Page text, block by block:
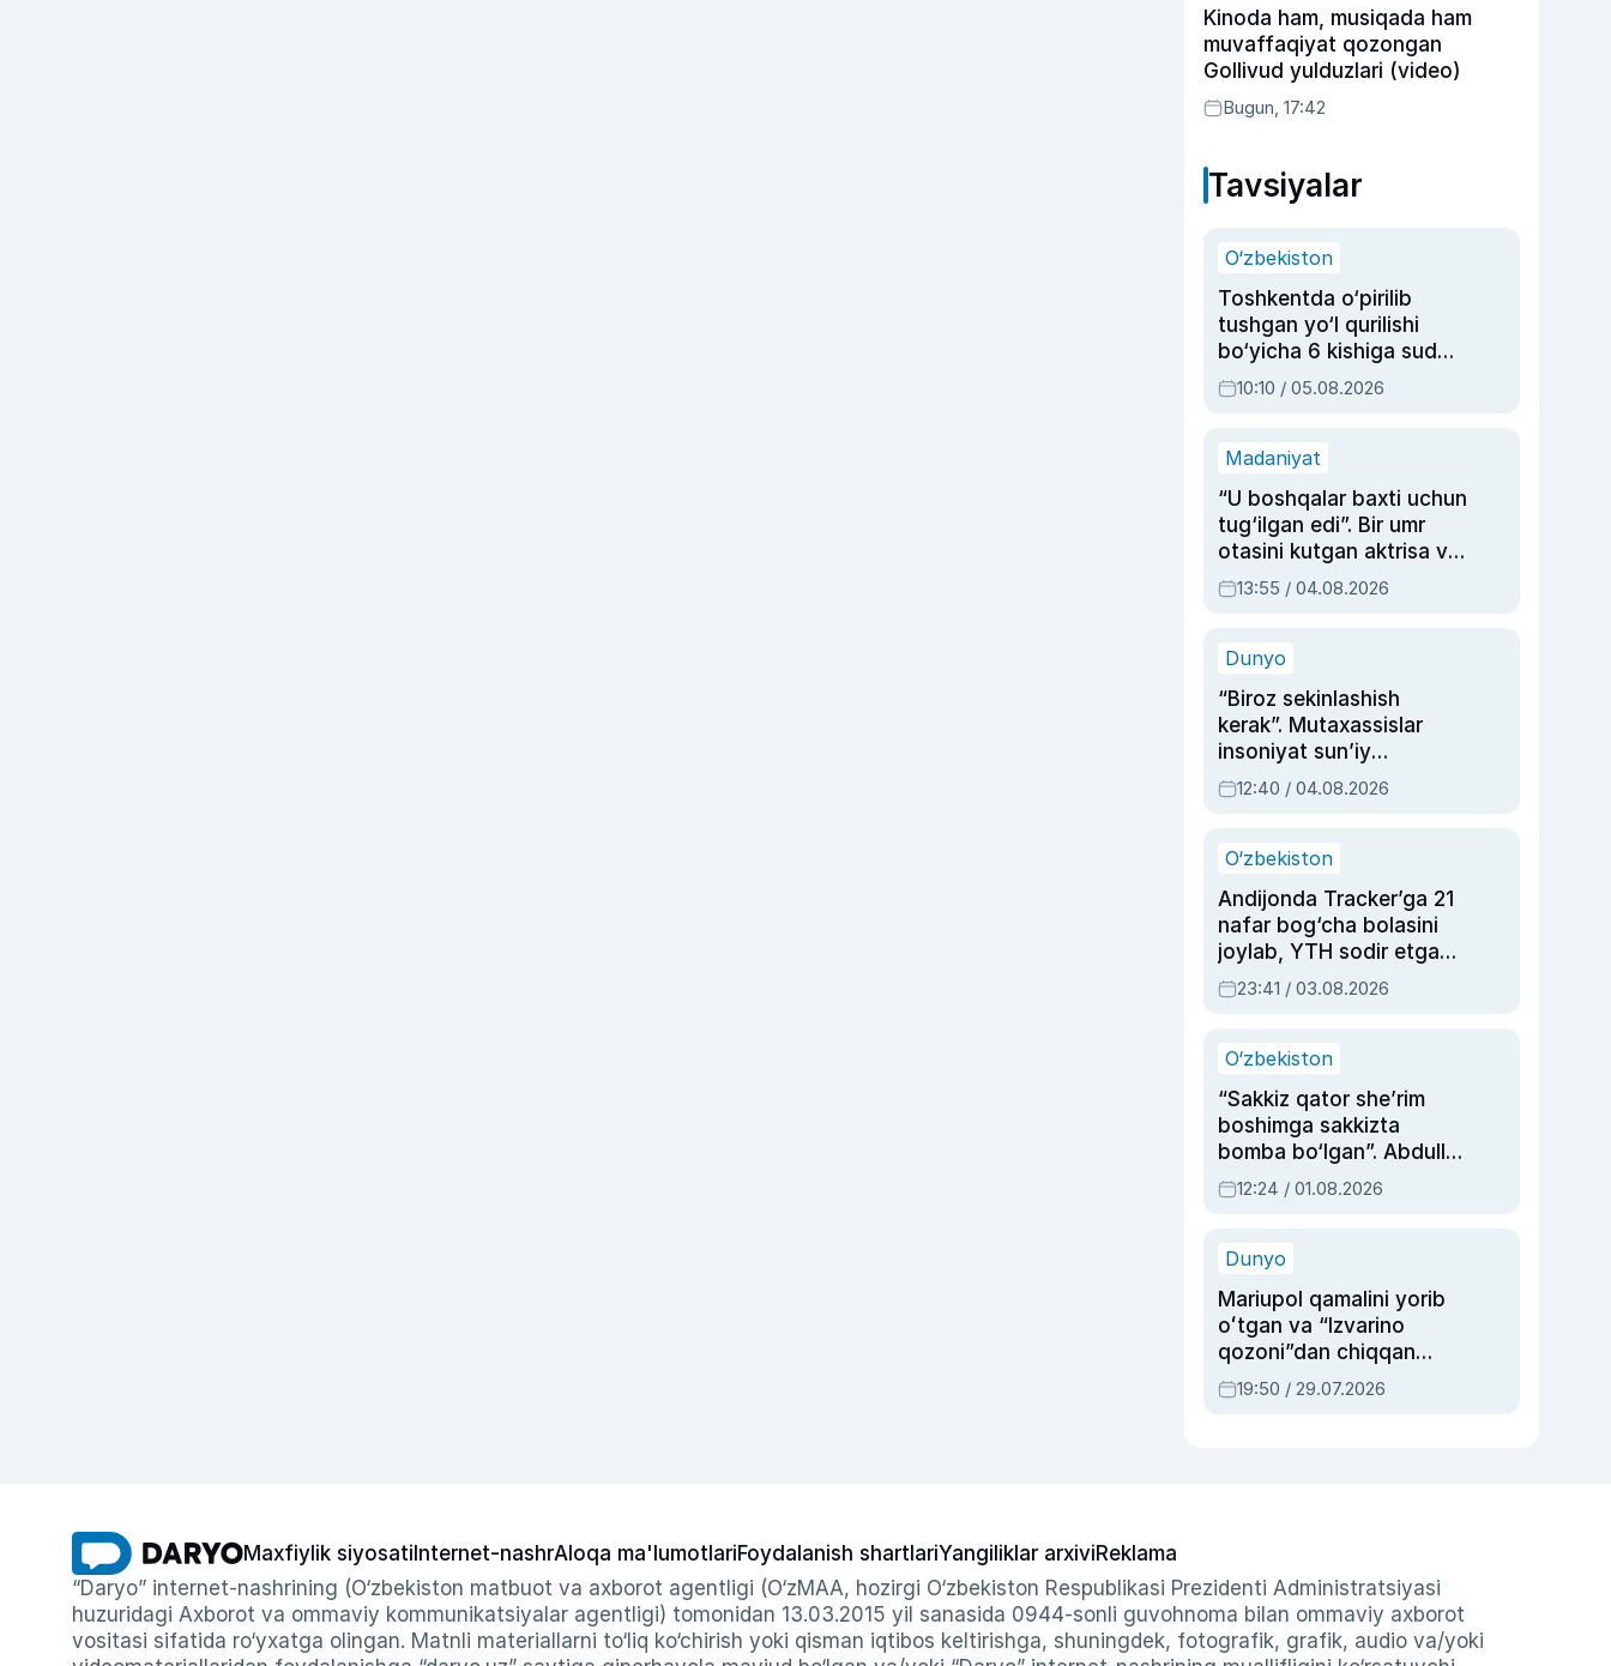
Kinoda ham, musiqada ham
muvaffaqiyat qozongan
Gollivud yulduzlari (video)
Bugun, 17:42
Tavsiyalar
O‘zbekiston
Toshkentda o‘pirilib
tushgan yo‘l qurilishi
bo‘yicha 6 kishiga sud
hukmi o‘qildi
10:10 / 05.08.2026
Madaniyat
“U boshqalar baxti uchun
tug‘ilgan edi”. Bir umr
otasini kutgan aktrisa va
dublyaj ustasi Rimma
Ahmedovaning
13:55 / 04.08.2026
Dunyo
“Biroz sekinlashish
kerak”. Mutaxassislar
insoniyat sun’iy
intellektni boshqara
olmay qolishidan xavotir
12:40 / 04.08.2026
O‘zbekiston
Andijonda Tracker’ga 21
nafar bog‘cha bolasini
joylab, YTH sodir etgan
ayolga sud hukmi o‘qildi
23:41 / 03.08.2026
O‘zbekiston
“Sakkiz qator she’rim
boshimga sakkizta
bomba bo‘lgan”. Abdulla
Oripovni siyosiy
ayblovlardan asrab
12:24 / 01.08.2026
Dunyo
Mariupol qamalini yorib
oʻtgan va “Izvarino
qozoni”dan chiqqan
qahramon — Ukraina
armiyasi bosh
19:50 / 29.07.2026
Maxfiylik siyosati Internet-nashrAloqa ma'lumotlariFoydalanish shartlariYangiliklar arxiviReklama
“Daryo” internet-nashrining (O‘zbekiston matbuot va axborot agentligi (O‘zMAA, hozirgi O‘zbekiston Respublikasi Prezidenti Administratsiyasi
huzuridagi Axborot va ommaviy kommunikatsiyalar agentligi) tomonidan 13.03.2015 yil sanasida 0944-sonli guvohnoma bilan ommaviy axborot
vositasi sifatida ro‘yxatga olingan. Matnli materiallarni to‘liq ko‘chirish yoki qisman iqtibos keltirishga, shuningdek, fotografik, grafik, audio va/yoki